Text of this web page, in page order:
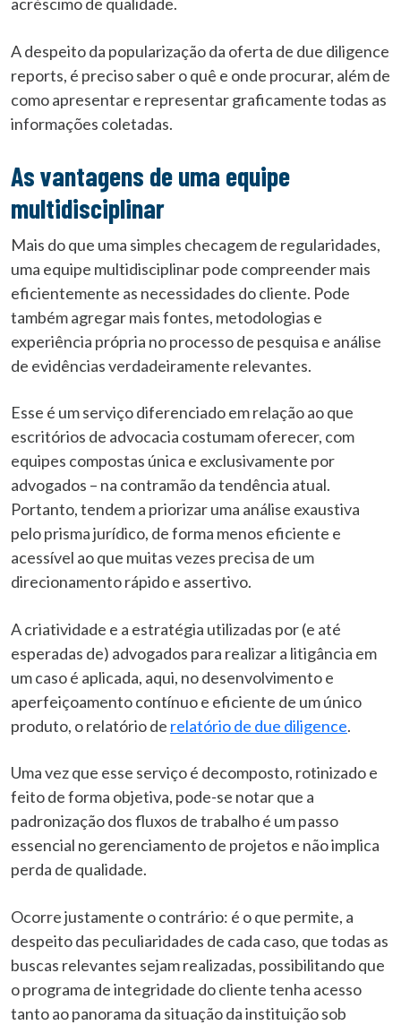
A despeito da popularização da oferta de due diligence
reports, é preciso saber o quê e onde procurar, além de
como apresentar e representar graficamente todas as
informações coletadas.
As vantagens de uma equipe
multidisciplinar
Mais do que uma simples checagem de regularidades,
uma equipe multidisciplinar pode compreender mais
eficientemente as necessidades do cliente. Pode
também agregar mais fontes, metodologias e
experiência própria no processo de pesquisa e análise
de evidências verdadeiramente relevantes.
Esse é um serviço diferenciado em relação ao que
escritórios de advocacia costumam oferecer, com
equipes compostas única e exclusivamente por
advogados – na contramão da tendência atual.
Portanto, tendem a priorizar uma análise exaustiva
pelo prisma jurídico, de forma menos eficiente e
acessível ao que muitas vezes precisa de um
direcionamento rápido e assertivo.
A criatividade e a estratégia utilizadas por (e até
esperadas de) advogados para realizar a litigância em
um caso é aplicada, aqui, no desenvolvimento e
aperfeiçoamento contínuo e eficiente de um único
produto, o relatório de relatório de due diligence.
Uma vez que esse serviço é decomposto, rotinizado e
feito de forma objetiva, pode-se notar que a
padronização dos fluxos de trabalho é um passo
essencial no gerenciamento de projetos e não implica
perda de qualidade.
Ocorre justamente o contrário: é o que permite, a
despeito das peculiaridades de cada caso, que todas as
buscas relevantes sejam realizadas, possibilitando que
o programa de integridade do cliente tenha acesso
tanto ao panorama da situação da instituição sob